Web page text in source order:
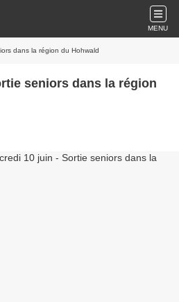
MENU
dans la région du Hohwald
seniors dans la région